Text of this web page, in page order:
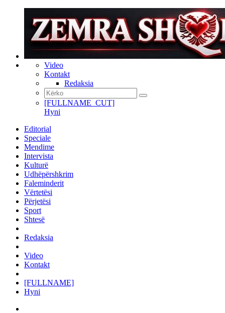
Video
Kontakt
Redaksia
[FULLNAME_CUT]
Hyni
Editorial
Speciale
Mendime
Intervista
Kulturë
Udhëpërshkrim
Faleminderit
Vërtetësi
Përjetësi
Sport
Shtesë
Redaksia
Video
Kontakt
[FULLNAME]
Hyni